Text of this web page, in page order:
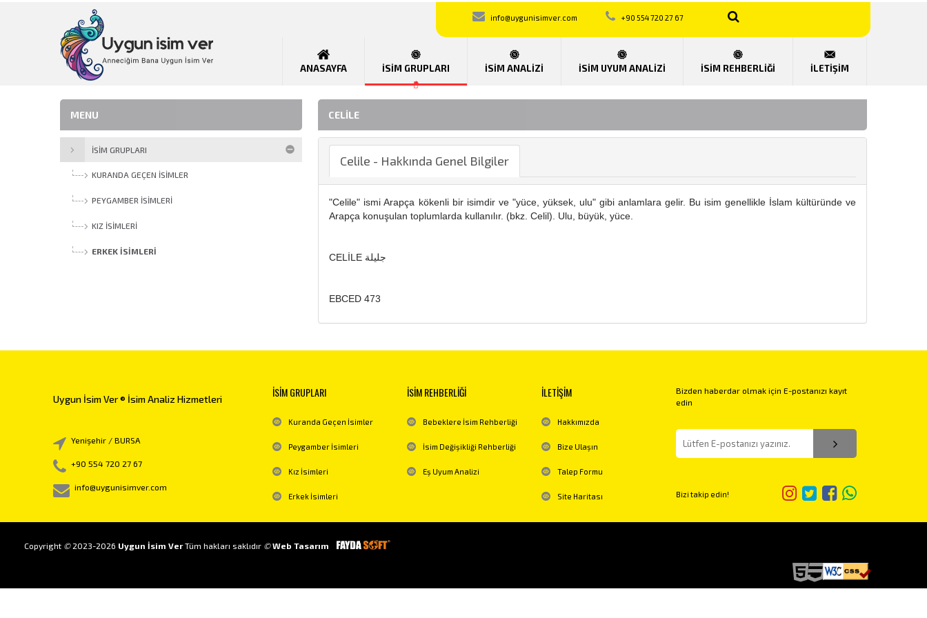
info@uygunisimver.com +90 554 720 27 67
ANASAYFA İSİM GRUPLARI İSİM ANALİZİ İSİM UYUM ANALİZİ İSİM REHBERLİĞİ İLETİŞİM
CELILE
Celile - Hakkında Genel Bilgiler
"Celile" ismi Arapça kökenli bir isimdir ve "yüce, yüksek, ulu" gibi anlamlara gelir. Bu isim genellikle İslam kültüründe ve
Arapça konuşulan toplumlarda kullanılır. (bkz. Celil). Ulu, büyük, yüce.
CELİLE جليلة
EBCED 473
MENU
İSİM GRUPLARI
KURANDA GEÇEN İSIMLER
PEYGAMBER İSIMLERI
KIZ İSIMLERI
ERKEK İSIMLERI
Uygun İsim Ver ® İsim Analiz Hizmetleri
Yenişehir / BURSA
+90 554 720 27 67
info@uygunisimver.com
İSİM GRUPLARI
Kuranda Geçen İsimler
Peygamber İsimleri
Kız İsimleri
Erkek İsimleri
İSİM REHBERLİĞİ
Bebeklere İsim Rehberliği
İsim Değişikliği Rehberliği
Eş Uyum Analizi
İLETİŞİM
Hakkımızda
Bize Ulaşın
Talep Formu
Site Haritası
Bizden haberdar olmak için E-postanızı kayıt
edin
Bizi takip edin!
Copyright ©2023-2026 Uygun İsim VerTüm hakları saklıdır © Web Tasarım